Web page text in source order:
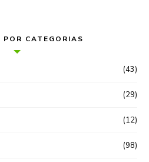
POR CATEGORIAS
(43)
(29)
(12)
(98)